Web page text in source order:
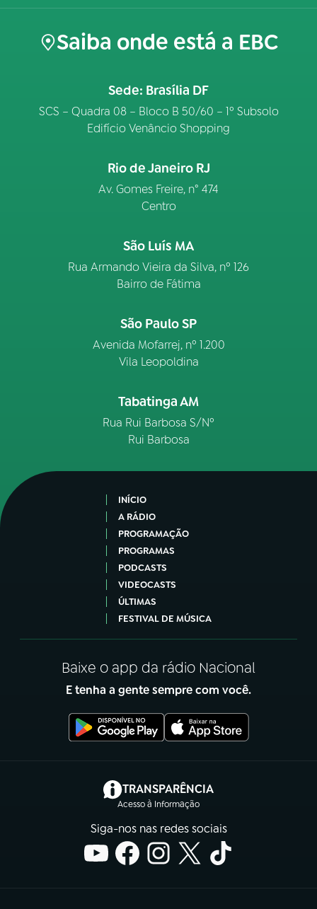
Saiba onde está a EBC
Sede: Brasília DF
SCS – Quadra 08 – Bloco B 50/60 – 1º Subsolo
Edifício Venâncio Shopping
Rio de Janeiro RJ
Av. Gomes Freire, n° 474
Centro
São Luís MA
Rua Armando Vieira da Silva, nº 126
Bairro de Fátima
São Paulo SP
Avenida Mofarrej, nº 1.200
Vila Leopoldina
Tabatinga AM
Rua Rui Barbosa S/Nº
Rui Barbosa
INÍCIO
A RÁDIO
PROGRAMAÇÃO
PROGRAMAS
PODCASTS
VIDEOCASTS
ÚLTIMAS
FESTIVAL DE MÚSICA
Baixe o app da rádio Nacional
E tenha a gente sempre com você.
TRANSPARÊNCIA
Acesso à Informação
(abre em nova aba)
Siga-nos nas redes sociais